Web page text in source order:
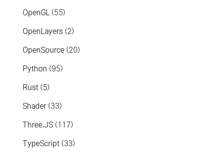
OpenGL (55)
OpenLayers (2)
OpenSource (20)
Python (95)
Rust (5)
Shader(33)
Three.JS (117)
TypeScript (33)